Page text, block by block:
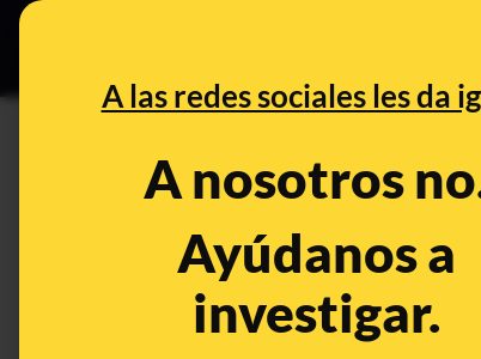
A las redes sociales les da
A nosotros
Ayúdanos a
investigar.